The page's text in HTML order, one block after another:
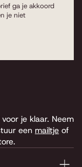
ga je akkoord
je niet
je klaar. Neem
een mailtje of